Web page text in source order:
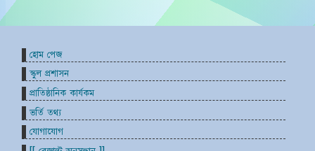
হোম পেজ
স্কুল প্রশাসন
প্রাতিষ্ঠানিক কার্যকম
ভর্তি তথ্য
যোগাযোগ